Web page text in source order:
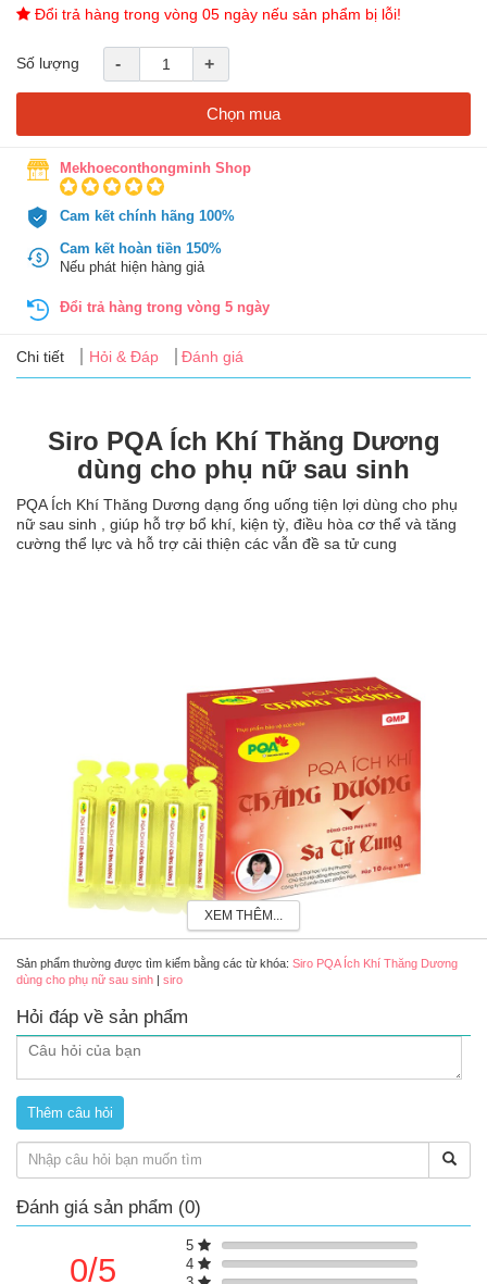
học
cho
bố
dùng
nhà
Tin
Đổi trả hàng trong vòng 05 ngày nếu sản phẩm bị lỗi!
Số lượng - +
Chọn mua
Mekhoeconthongminh Shop
Cam kết chính hãng 100%
Cam kết hoàn tiền 150%
Nếu phát hiện hàng giả
Đổi trả hàng trong vòng 5 ngày
Chi tiết Hỏi & Đáp Đánh giá
Siro PQA Ích Khí Thăng Dương
dùng cho phụ nữ sau sinh
PQA Ích Khí Thăng Dương dạng ống uống tiện lợi dùng cho phụ
nữ sau sinh , giúp hỗ trợ bổ khí, kiện tỳ, điều hòa cơ thể và tăng
cường thể lực và hỗ trợ cải thiện các vẫn đề sa tử cung
Siro PQA Ích Khí Thăng Dương dùng cho phụ nữ sau sinh
Thành phần chính
Hoàng kỳ
Đảng sâm
Đương quy
Bạch truật
Sài hồ
Thăng ma
XEM THÊM...
Sản phẩm thường được tìm kiếm bằng các từ khóa: Siro PQA Ích Khí Thăng Dương
dùng cho phụ nữ sau sinh | siro
Hỏi đáp về sản phẩm
Đánh giá sản phẩm (0)
0/5
5
4